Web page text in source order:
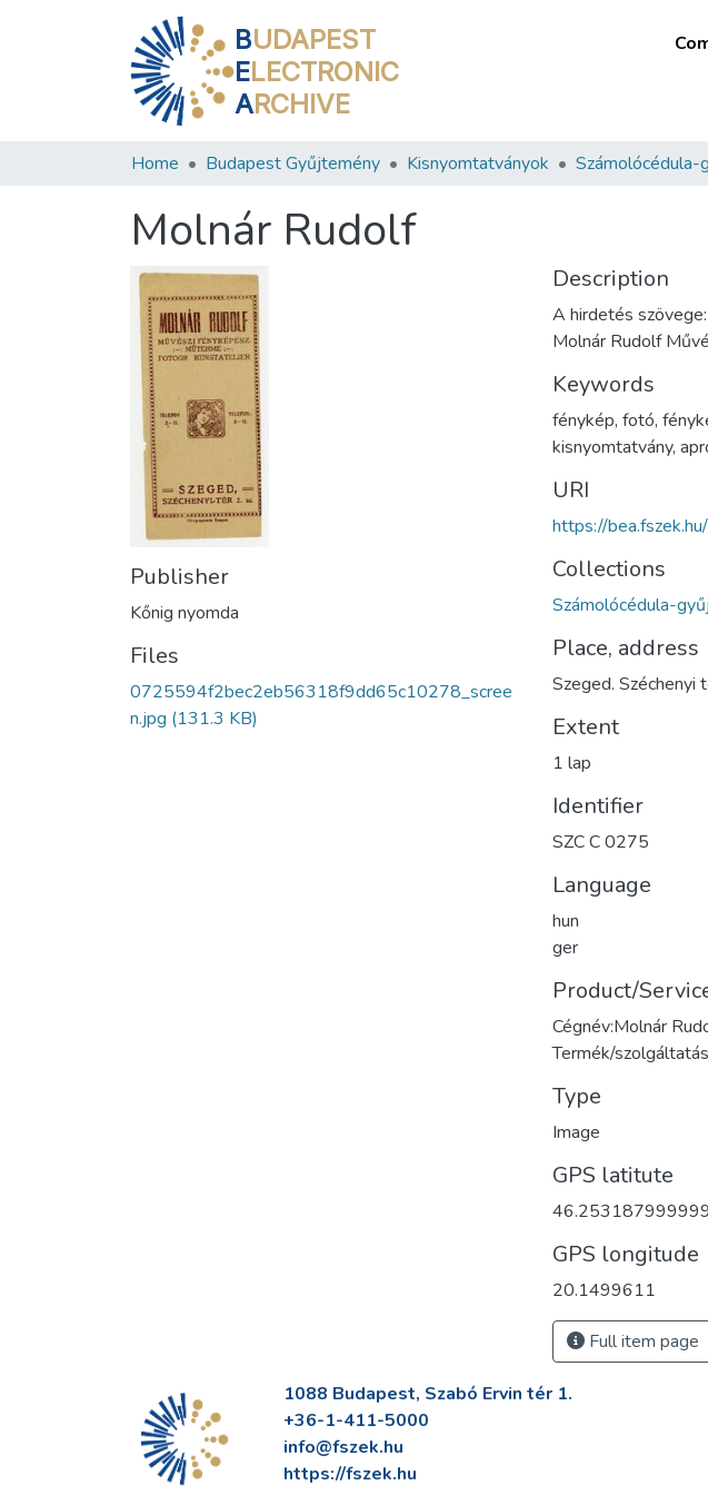
BUDAPEST
ELECTRONIC
ARCHIVE
Home Budapest Gyűjtemény Kisnyomtatványok
Molnár Rudolf
Publisher
Kőnig nyomda
Files
0725594f2bec2eb56318f9dd65c10278_scree
n.jpg (131.3 KB)
Description
A hirdetés szövege:
Molnár Rudolf
Keywords
fénykép, fotó,
kisnyomtatvány,
URI
https://
Collections
Számolócédula-
Place, address
Szeged. Széchenyi
Extent
1 lap
Identifier
SZC C 0275
Language
hun
ger
Product/
Cégnév:Molnár
Termék/
Type
Image
GPS latitute
GPS longitude
20.1499611
Full item page
1088 Budapest, Szabó Ervin tér 1.
+36-1-411-5000
info@fszek.hu
https://fszek.hu